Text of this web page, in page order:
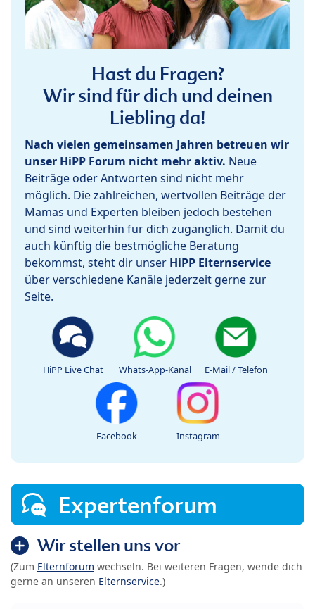
Hast du Fragen?
Wir sind für dich und deinen
Liebling da!
Nach vielen gemeinsamen Jahren betreuen wir
unser HiPP Forum nicht mehr aktiv. Neue
Beiträge oder Antworten sind nicht mehr
möglich. Die zahlreichen, wertvollen Beiträge der
Mamas und Experten bleiben jedoch bestehen
und sind weiterhin für dich zugänglich. Damit du
auch künftig die bestmögliche Beratung
bekommst, steht dir unser HiPP Elternservice
über verschiedene Kanäle jederzeit gerne zur
Seite.
HiPP Live Chat Whats-App-Kanal E-Mail / Telefon
Facebook Instagram
Expertenforum
Wir stellen uns vor
(Zum Elternforum wechseln. Bei weiteren Fragen, wende dich
gerne an unseren Elternservice.)